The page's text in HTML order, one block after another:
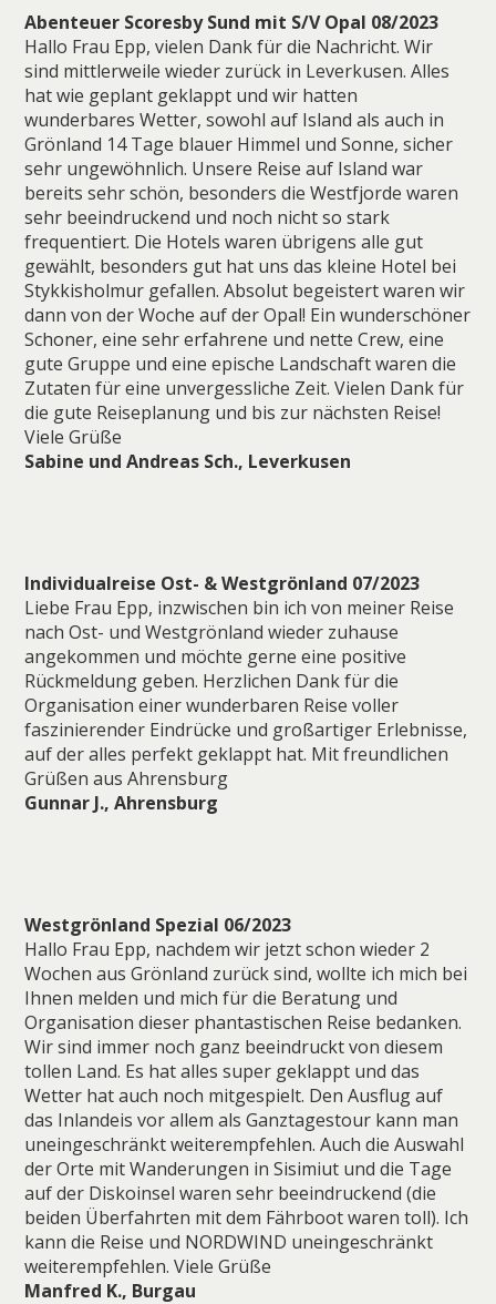
Abenteuer Scoresby Sund mit S/V Opal 08/2023
Hallo Frau Epp, vielen Dank für die Nachricht. Wir
sind mittlerweile wieder zurück in Leverkusen. Alles
hat wie geplant geklappt und wir hatten
wunderbares Wetter, sowohl auf Island als auch in
Grönland 14 Tage blauer Himmel und Sonne, sicher
sehr ungewöhnlich. Unsere Reise auf Island war
bereits sehr schön, besonders die Westfjorde waren
sehr beeindruckend und noch nicht so stark
frequentiert. Die Hotels waren übrigens alle gut
gewählt, besonders gut hat uns das kleine Hotel bei
Stykkisholmur gefallen. Absolut begeistert waren wir
dann von der Woche auf der Opal! Ein wunderschöner
Schoner, eine sehr erfahrene und nette Crew, eine
gute Gruppe und eine epische Landschaft waren die
Zutaten für eine unvergessliche Zeit. Vielen Dank für
die gute Reiseplanung und bis zur nächsten Reise!
Viele Grüße
Sabine und Andreas Sch., Leverkusen
Individualreise Ost- & Westgrönland 07/2023
Liebe Frau Epp, inzwischen bin ich von meiner Reise
nach Ost- und Westgrönland wieder zuhause
angekommen und möchte gerne eine positive
Rückmeldung geben. Herzlichen Dank für die
Organisation einer wunderbaren Reise voller
faszinierender Eindrücke und großartiger Erlebnisse,
auf der alles perfekt geklappt hat. Mit freundlichen
Grüßen aus Ahrensburg
Gunnar J., Ahrensburg
Westgrönland Spezial 06/2023
Hallo Frau Epp, nachdem wir jetzt schon wieder 2
Wochen aus Grönland zurück sind, wollte ich mich bei
Ihnen melden und mich für die Beratung und
Organisation dieser phantastischen Reise bedanken.
Wir sind immer noch ganz beeindruckt von diesem
tollen Land. Es hat alles super geklappt und das
Wetter hat auch noch mitgespielt. Den Ausflug auf
das Inlandeis vor allem als Ganztagestour kann man
uneingeschränkt weiterempfehlen. Auch die Auswahl
der Orte mit Wanderungen in Sisimiut und die Tage
auf der Diskoinsel waren sehr beeindruckend (die
beiden Überfahrten mit dem Fährboot waren toll). Ich
kann die Reise und NORDWIND uneingeschränkt
weiterempfehlen. Viele Grüße
Manfred K., Burgau